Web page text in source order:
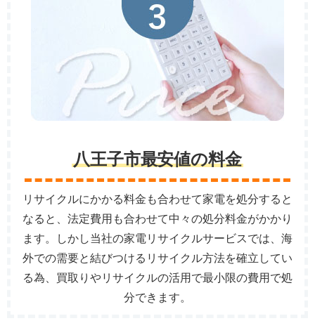
八王子市最安値の料金
リサイクルにかかる料金も合わせて家電を処分すると
なると、法定費用も合わせて中々の処分料金がかかり
ます。しかし当社の家電リサイクルサービスでは、海
外での需要と結びつけるリサイクル方法を確立してい
る為、買取りやリサイクルの活用で最小限の費用で処
分できます。